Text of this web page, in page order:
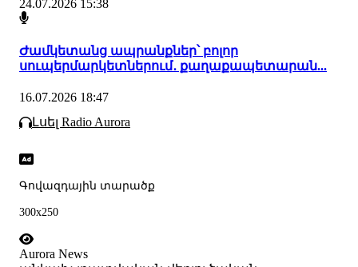
24.07.2026 15:38
Ժամկետանց ապրանքներ՝ բոլոր
սուպերմարկետներում․ քաղաքապետարան...
16.07.2026 18:47
Լսել Radio Aurora
Գովազդային տարածք
300x250
Aurora News